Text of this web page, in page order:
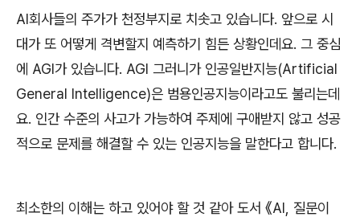
AI회사들의 주가가 천정부지로 치솟고 있습니다. 앞으로 시
대가 또 어떻게 격변할지 예측하기 힘든 상황인데요. 그 중심
에 AGI가 있습니다. AGI 그러니가 인공일반지능(Artificial
General Intelligence)은 범용인공지능이라고도 불리는데
요. 인간 수준의 사고가 가능하여 주제에 구애받지 않고 성공
적으로 문제를 해결할 수 있는 인공지능을 말한다고 합니다.
최소한의 이해는 하고 있어야 할 것 같아 도서 《AI, 질문이